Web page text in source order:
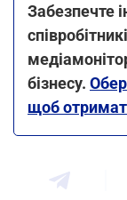
Забезпечте
бізнесу.
щоб